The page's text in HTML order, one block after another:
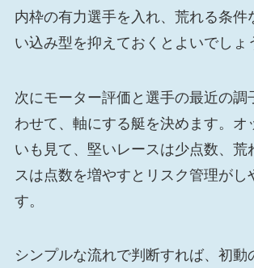
内枠の有力選手を入れ、荒れる条件
い込み型を抑えておくとよいでしょ
次にモーター評価と選手の最近の調
わせて、軸にする艇を決めます。オ
いも見て、堅いレースは少点数、荒
スは点数を増やすとリスク管理がし
す。
シンプルな流れで判断すれば、初動